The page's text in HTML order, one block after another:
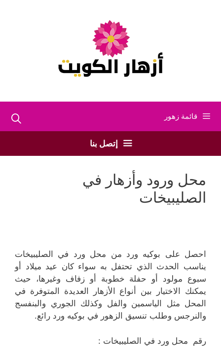
قائمة زهور
إتصل بنا
محل ورود وأزهار في
الصليبيخات
احصل على بوكيه ورد من محل ورد في الصليبيخات
يناسب الحدث الذي تحتفل به سواء كان عيد ميلاد أو
سبوع مولود أو حفلة خطوبة أو زفاف وغيرها، حيث
يمكنك الاختيار بين أنواع الأزهار العديدة المتوفرة في
المحل مثل الياسمين والفل وكذلك الجوري والبنفسج
والنرجس وطلب تنسيق الزهور في بوكيه ورد رائع.
رقم محل ورد في الصليبيخات :